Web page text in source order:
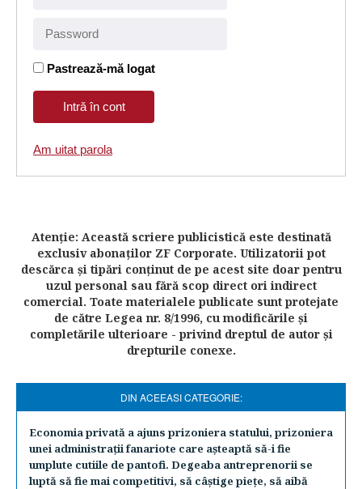
Pastrează-mă logat
Am uitat parola
Atenţie: Această scriere publicistică este destinată
exclusiv abonaţilor ZF Corporate. Utilizatorii pot
descărca şi tipări conţinut de pe acest site doar pentru
uzul personal sau fără scop direct ori indirect
comercial. Toate materialele publicate sunt protejate
de către Legea nr. 8/1996, cu modificările şi
completările ulterioare - privind dreptul de autor şi
drepturile conexe.
DIN ACEEASI CATEGORIE:
Economia privată a ajuns prizoniera statului, prizoniera
unei administraţii fanariote care aşteaptă să-i fie
umplute cutiile de pantofi. Degeaba antreprenorii se
luptă să fie mai competitivi, să câştige pieţe, să aibă